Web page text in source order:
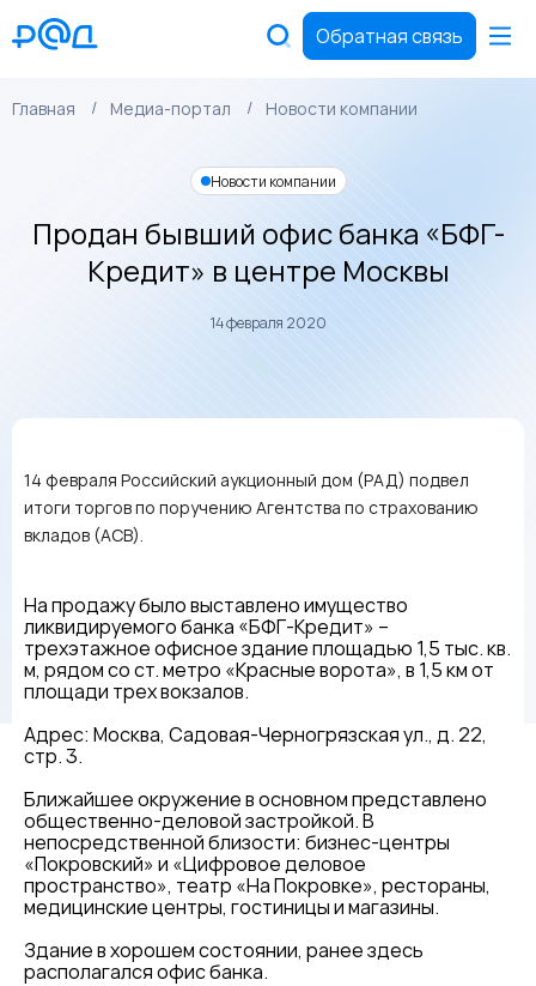
Обратная связь
Главная Медиа-портал Новости компании
Новости компании
Продан бывший офис банка «БФГ-
Кредит» в центре Москвы
14 февраля 2020
14 февраля Российский аукционный дом (РАД) подвел
итоги торгов по поручению Агентства по страхованию
вкладов (АСВ).
На продажу было выставлено имущество
ликвидируемого банка «БФГ-Кредит» –
трехэтажное офисное здание площадью 1,5 тыс. кв.
м, рядом со ст. метро «Красные ворота», в 1,5 км от
площади трех вокзалов.
Адрес: Москва, Садовая-Черногрязская ул., д. 22,
стр. 3.
Ближайшее окружение в основном представлено
общественно-деловой застройкой. В
непосредственной близости: бизнес-центры
«Покровский» и «Цифровое деловое
пространство», театр «На Покровке», рестораны,
медицинские центры, гостиницы и магазины.
Здание в хорошем состоянии, ранее здесь
располагался офис банка.